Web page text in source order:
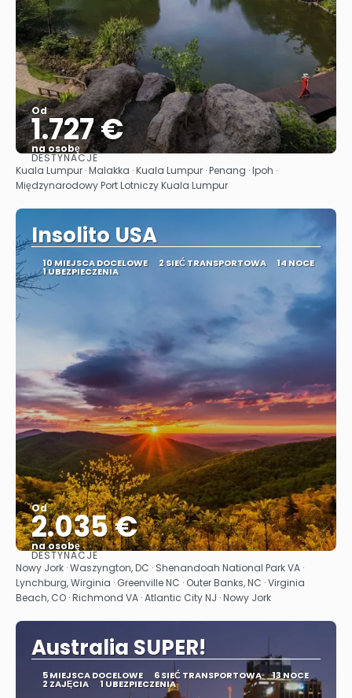
Od
1.727 €
na osobę
Zobacz
DESTYNACJE
Kuala Lumpur · Malakka · Kuala Lumpur · Penang · Ipoh ·
Międzynarodowy Port Lotniczy Kuala Lumpur
Insolito USA
10 MIEJSCA DOCELOWE 2 SIEĆ TRANSPORTOWA 14 NOCE
1 UBEZPIECZENIA
Od
2.035 €
na osobę
Zobacz
DESTYNACJE
Nowy Jork · Waszyngton, DC · Shenandoah National Park VA ·
Lynchburg, Wirginia · Greenville NC · Outer Banks, NC · Virginia
Beach, CO · Richmond VA · Atlantic City NJ · Nowy Jork
Australia SUPER!
5 MIEJSCA DOCELOWE 6 SIEĆ TRANSPORTOWA 13 NOCE
2 ZAJĘCIA 1 UBEZPIECZENIA